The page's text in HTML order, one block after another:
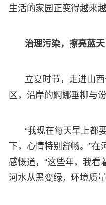
生活的家园正变得越来越
治理污染，擦亮蓝
立夏时节，走进山
区，沿岸的婀娜垂柳与
“我现在每天早上都
下，心情特别舒畅。”在
感慨道，“这些年，我看
河水从黑变绿，环境质